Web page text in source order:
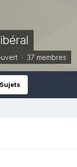
· 37 membres
Sujets